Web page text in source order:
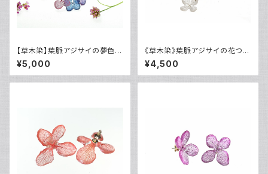
【草木染】葉脈アジサイの夢色ピ
アス・14kgf
¥5,000
《草木染》葉脈アジサイの花つな
ぎピアス【コチニール紫染め】・1
4kgf《イヤリングに交換可》
¥4,500